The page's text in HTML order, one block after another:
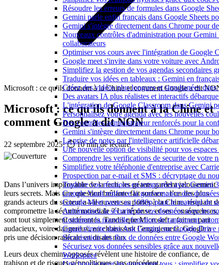
Résoudre les erreurs de formules dans Google
Gemini parle enfin français dans Google Sheets
Gemini s'intègre directement dans Chrome pour
Nouveaux contrôles d'administration pour
collaborateurs
Optimiser vos cours avec l'intégration de Google
Google meet s'invite dans votre voiture avec
Simplifiez la gestion de vos agendas secondaires
Traduire vos idées en tableaux : Gemini en
Créez des vidéos plus longues et simultanées
Des avatars IA plus réalistes et interactifs
L'intégration de Google Classroom dans Gemini
Personnalisez votre agenda avec les nouvelles
Des contrôles administrateur renforcés pour la
Gemini s'intègre directement dans Chrome pour
La prise de notes par l'intelligence artificielle
Une nouvelle option de visibilité pour vos
Comprendre les verifications de securite de votre
Simplifiez votre téléphonie d'entreprise avec
Prospection par e-mail et SMS : décryptage du
Traduire vos réunions en temps réel avec Gemini
Google Vault renforce la gouvernance des
Google Meet passe au 1080p pour le matériel de
Automatisez la sécurité de vos données avec les
Comment la nouvelle fonction de rangement
Gmail s'invite dans Ask Gemini sur Google Drive
Sécurisation des flux de données entre Google
Sécurisez vos données sensibles grâce aux
Workspace
Microsoft : ce qu'ils donnent à la Chine et comment Google a dit
Microsoft : ce qu'ils donnent à la Chine et
comment Google a dit NON
22 septembre 2025· ⏱️ 10 min de lecture
Dans l’univers impitoyable de la tech, les géants gardent jalousement
leurs secrets. Mais une question brûlante fait surface : l’un des plus
grands acteurs du secteur a-t-il ouvert ses portes à la Chine, risquant
compromettre la sécurité mondiale ? La réponse, et ses conséquences,
sont tout simplement sidérantes. Tandis que Microsoft a fait un pari
audacieux, voire dangereux, en choisissant l’engagement, Google a
pris une décision radicale en disant non.
Leurs deux chemins opposés révèlent une histoire de confiance, de
trahison et de risques géopolitiques sans précédent.